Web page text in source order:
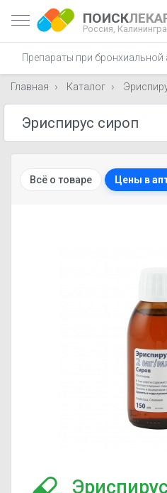
ПОИСК
Россия,
Препараты при бронхиальной
Главная Каталог
Всё о товаре Цены в